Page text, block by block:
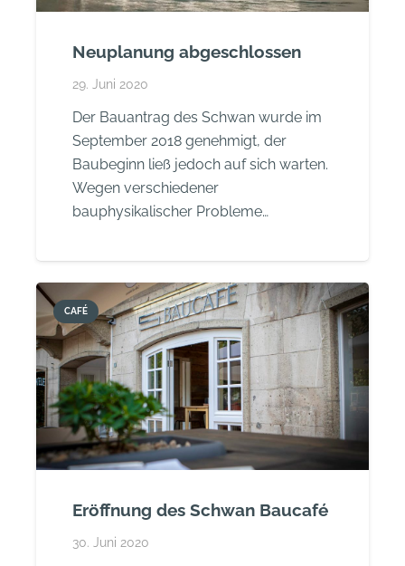
Neuplanung abgeschlossen
29. Juni 2020
Der Bauantrag des Schwan wurde im
September 2018 genehmigt, der
Baubeginn ließ jedoch auf sich warten.
Wegen verschiedener
bauphysikalischer Probleme…
CAFÉ
Eröffnung des Schwan Baucafé
30. Juni 2020